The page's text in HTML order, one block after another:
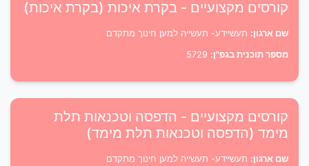
קורסים מקצועיים - בקרת איכות (בקרת איכות)
שם ארגון: תעשיידע- תעשייה למען חינוך מתקדם
מספר תוכנית בגפ"ן:
קורסים מקצועיים - הדפסה וטכנאות תלת
מימד (הדפסה וטכנאות תלת מימד)
שם ארגון: תעשיידע- תעשייה למען חינוך מתקדם